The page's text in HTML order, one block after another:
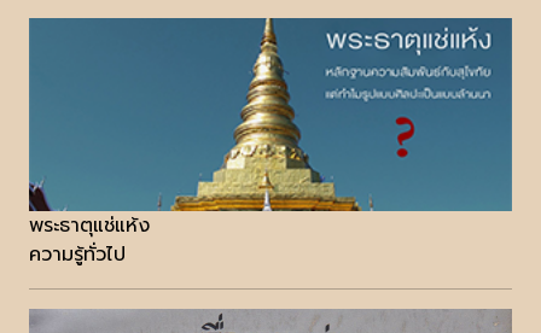
พระธาตุแช่แห้ง
ความรู้ทั่วไป